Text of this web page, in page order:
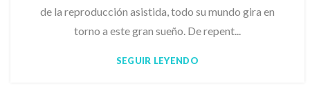
de la reproducción asistida, todo su mundo gira en
torno a este gran sueño. De repent...
SEGUIR LEYENDO